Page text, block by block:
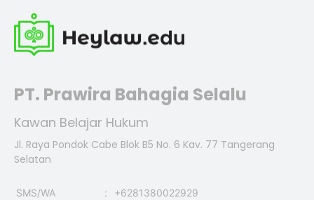
PT. Prawira Bahagia Selalu
Kawan Belajar Hukum
Jl. Raya Pondok Cabe Blok B5 No. 6 Kav. 77 Tangerang
Selatan
SMS/WA :
+6281380022929